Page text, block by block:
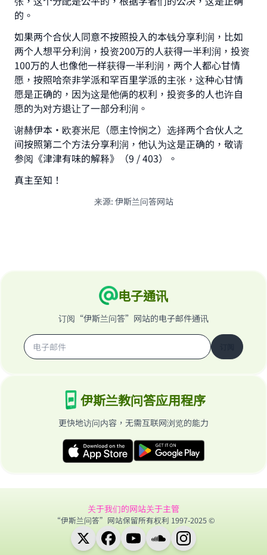
的。
如果两个合伙人同意不按照投入的本钱分享利润，比如
两个人想平分利润，投资200万的人获得一半利润，投资
100万的人也像他一样获得一半利润，两个人都心甘情
愿，按照哈奈非学派和罕百里学派的主张，这种心甘情
愿是正确的，因为这是他俩的权利，投资多的人也许自
愿的为对方退让了一部分利润。
谢赫伊本·欧赛米尼（愿主怜悯之）选择两个合伙人之
间按照第二个方法分享利润，他认为这是正确的，敬请
参阅《津津有味的解释》（9 / 403）。
真主至知！
来源: 伊斯兰问答网站
电子通讯
订阅“伊斯兰问答”网站的电子邮件通讯
伊斯兰教问答应用程序
更快地访问内容，无需互联网浏览的能力
关于我们的网站关于主管
“伊斯兰问答”网站保留所有权利 1997-2025 ©